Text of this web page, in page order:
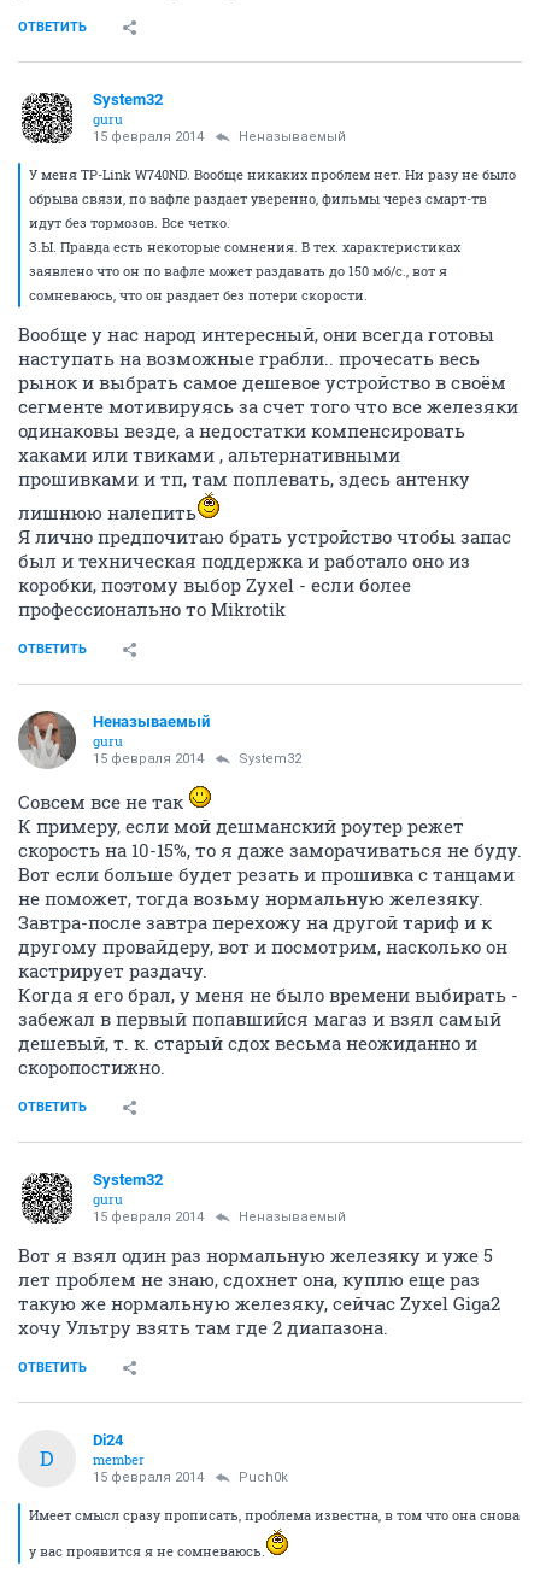
ОТВЕТИТЬ
System32
guru
15 февраля 2014 Неназываемый
У меня TP-Link W740ND. Вообще никаких проблем нет. Ни разу не было
обрыва связи, по вафле раздает уверенно, фильмы через смарт-тв
идут без тормозов. Все четко.
З.Ы. Правда есть некоторые сомнения. В тех. характеристиках
заявлено что он по вафле может раздавать до 150 мб/с., вот я
сомневаюсь, что он раздает без потери скорости.
Вообще у нас народ интересный, они всегда готовы
наступать на возможные грабли.. прочесать весь
рынок и выбрать самое дешевое устройство в своём
сегменте мотивируясь за счет того что все железяки
одинаковы везде, а недостатки компенсировать
хаками или твиками , альтернативными
прошивками и тп, там поплевать, здесь антенку
лишнюю налепить
Я лично предпочитаю брать устройство чтобы запас
был и техническая поддержка и работало оно из
коробки, поэтому выбор Zyxel - если более
профессионально то Mikrotik
ОТВЕТИТЬ
Неназываемый
guru
15 февраля 2014 System32
Совсем все не так
К примеру, если мой дешманский роутер режет
скорость на 10-15%, то я даже заморачиваться не буду.
Вот если больше будет резать и прошивка с танцами
не поможет, тогда возьму нормальную железяку.
Завтра-после завтра перехожу на другой тариф и к
другому провайдеру, вот и посмотрим, насколько он
кастрирует раздачу.
Когда я его брал, у меня не было времени выбирать -
забежал в первый попавшийся магаз и взял самый
дешевый, т. к. старый сдох весьма неожиданно и
скоропостижно.
ОТВЕТИТЬ
System32
guru
15 февраля 2014 Неназываемый
Вот я взял один раз нормальную железяку и уже 5
лет проблем не знаю, сдохнет она, куплю еще раз
такую же нормальную железяку, сейчас Zyxel Giga2
хочу Ультру взять там где 2 диапазона.
ОТВЕТИТЬ
D
Di24
member
15 февраля 2014 Puch0k
Имеет смысл сразу прописать, проблема известна, в том что она снова
у вас проявится я не сомневаюсь.